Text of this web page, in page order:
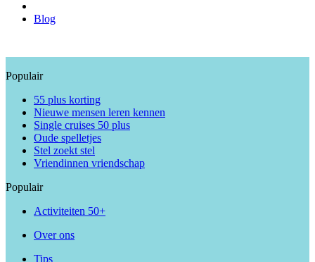
Blog
Populair
55 plus korting
Nieuwe mensen leren kennen
Single cruises 50 plus
Oude spelletjes
Stel zoekt stel
Vriendinnen vriendschap
Populair
Activiteiten 50+
Over ons
Tips